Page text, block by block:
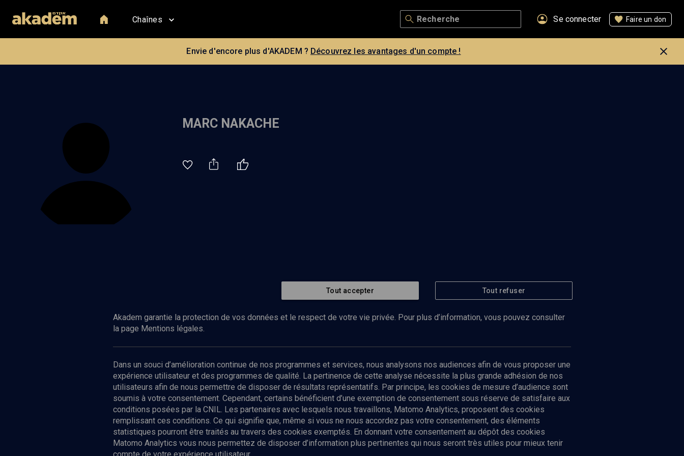
Chaînes Se connecter Faire un don
Envie d'encore plus d'AKADEM ? Découvrez les avantages d'un compte !
MARC NAKACHE
Abonnez-vous à notre newsletter
Envoyer
Tout accepter Tout refuser
Akadem garantie la protection de vos données et le respect de votre vie privée. Pour plus d’information, vous pouvez consulter
la page Mentions légales.
Dans un souci d’amélioration continue de nos programmes et services, nous analysons nos audiences afin de vous proposer une
expérience utilisateur et des programmes de qualité. La pertinence de cette analyse nécessite la plus grande adhésion de nos
utilisateurs afin de nous permettre de disposer de résultats représentatifs. Par principe, les cookies de mesure d’audience sont
soumis à votre consentement. Cependant, certains bénéficient d’une exemption de consentement sous réserve de satisfaire aux
conditions posées par la CNIL. Les partenaires avec lesquels nous travaillons, Matomo Analytics, proposent des cookies
remplissant ces conditions. Ce qui signifie que, même si vous ne nous accordez pas votre consentement, des éléments
statistiques pourront être traités au travers des cookies exemptés. En donnant votre consentement au dépôt des cookies
Matomo Analytics vous nous permettez de disposer d’information plus pertinentes qui nous seront très utiles pour mieux tenir